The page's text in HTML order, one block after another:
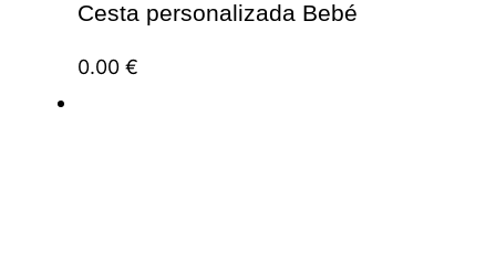
Cesta personalizada Bebé
0.00 €